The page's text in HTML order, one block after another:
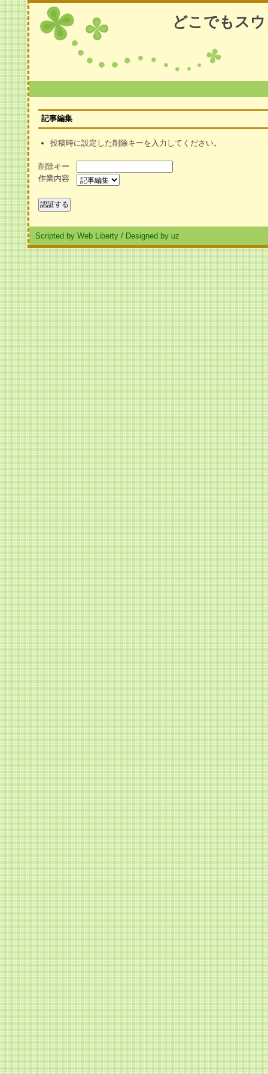
どこでもス
記事編集
投稿時に設定した削除キーを入力してください。
削除キー
作業内容
Scripted by Web Liberty / Designed by uz